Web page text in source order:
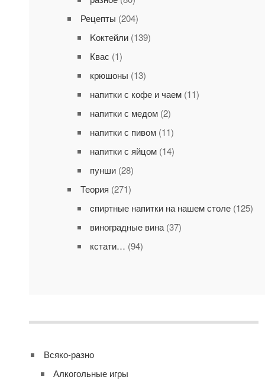
Рецепты (204)
Kоктейли(139)
Квас (1)
крюшоны (13)
напитки с кофе и чаем(11)
напитки с медом(2)
напитки с пивом(11)
напитки с яйцом(14)
пунши(28)
Теория (271)
cпиртные напитки на нашем столе(125)
виноградные вина(37)
кстати… (94)
Всяко-разно
Алкогольные игры